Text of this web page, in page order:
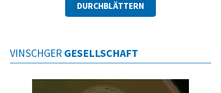
DURCHBLÄTTERN
VINSCHGER GESELLSCHAFT